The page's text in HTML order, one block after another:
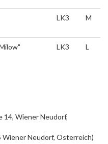
LK3 M
LK3 L
14, Wiener Neudorf,
Wiener Neudorf, Österreich)